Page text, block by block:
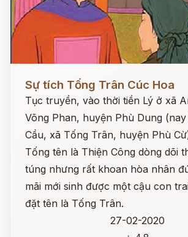
Sự tích Tống Trân Cúc Hoa
Tục truyền, vào thời tiền Lý ở xã
Võng Phan, huyện Phù Dung
Cầu, xã Tống Trân, huyện Phù
Tống tên là Thiện Công dòng dõi
túng nhưng rất khoan hòa nhân
mãi mới sinh được một cậu con
đặt tên là Tống Trân.
27-02-2020